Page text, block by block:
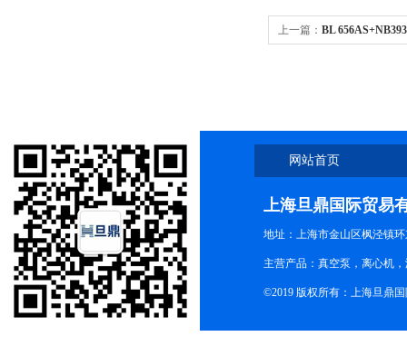
上一篇： BL
网站首页
上海旦鼎国际贸易
地址：上海市金山区枫泾镇
主营产品：真空泵，离心机
©2019 版权所有：上海旦鼎